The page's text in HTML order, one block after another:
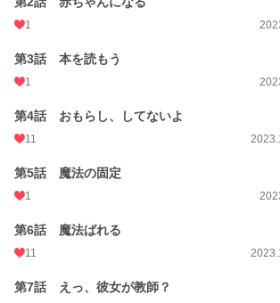
年間ポイント
累計ポイント 71,529 pt (36,708 位)
1
第3話 本を読もう
1
第4話 おもらし、してないよ
11
第5話 魔法の固定
1
第6話 魔法ばれる
11
第7話 えっ、彼女が教師？